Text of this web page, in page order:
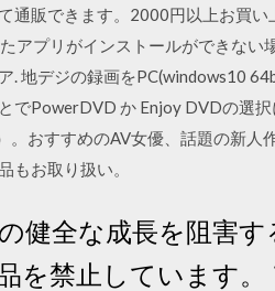
通販できます。2000円以上お買
プリがインストールができない
. 地デジの録画をPC(windows10
でPowerDVD か Enjoy DVDの選
。おすすめのAV女優、話題の新
もお取り扱い。
健全な成長を阻害
を禁止しています